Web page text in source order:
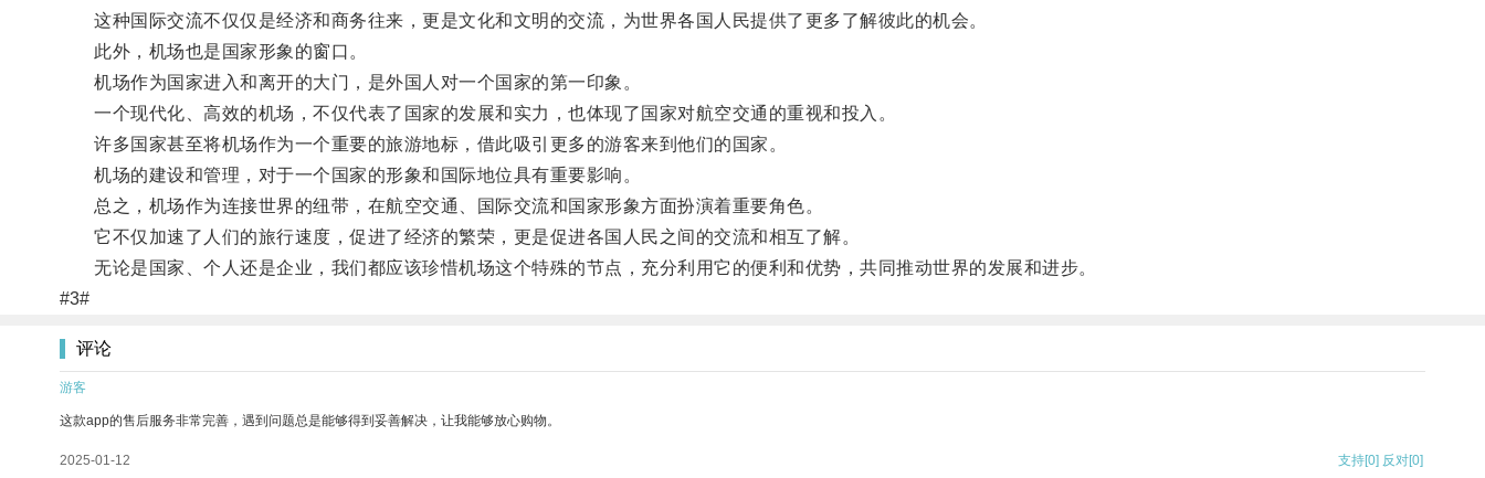
这种国际交流不仅仅是经济和商务往来，更是文化和文明的交流，为世界各国人民提供了更多了解彼此的机会。
此外，机场也是国家形象的窗口。
机场作为国家进入和离开的大门，是外国人对一个国家的第一印象。
一个现代化、高效的机场，不仅代表了国家的发展和实力，也体现了国家对航空交通的重视和投入。
许多国家甚至将机场作为一个重要的旅游地标，借此吸引更多的游客来到他们的国家。
机场的建设和管理，对于一个国家的形象和国际地位具有重要影响。
总之，机场作为连接世界的纽带，在航空交通、国际交流和国家形象方面扮演着重要角色。
它不仅加速了人们的旅行速度，促进了经济的繁荣，更是促进各国人民之间的交流和相互了解。
无论是国家、个人还是企业，我们都应该珍惜机场这个特殊的节点，充分利用它的便利和优势，共同推动世界的发展和进步。
#3#
评论
游客
这款app的售后服务非常完善，遇到问题总是能够得到妥善解决，让我能够放心购物。
2025-01-12 支持[0] 反对[0]